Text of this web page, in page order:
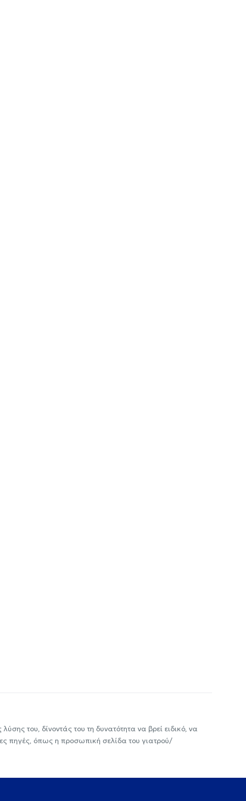
του, δίνοντάς του τη δυνατότητα να βρεί ειδικό, να
πηγές, όπως η προσωπική σελίδα του γιατρού/